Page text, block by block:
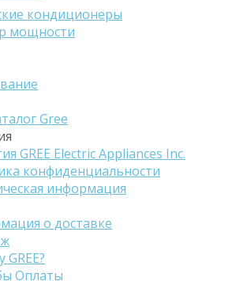
кондиционеры
мощности
Gree
GREE Electric Appliances Inc.
конфиденциальности
информация
о доставке
Оплаты